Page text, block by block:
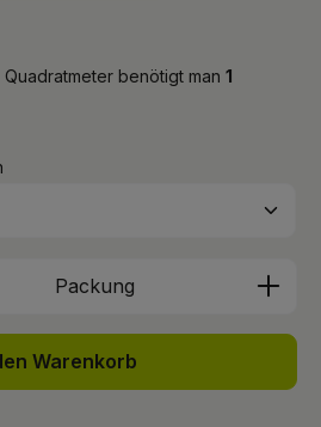
Quadratmeter benötigt man 1
Gib den
Packung
Warenkorb